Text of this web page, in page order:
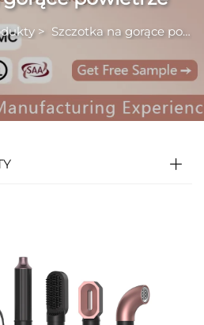
> Szczotka na gorące powietrze